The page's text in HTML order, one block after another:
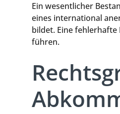
Ein wesentlicher
eines international
bildet. Eine
führen.